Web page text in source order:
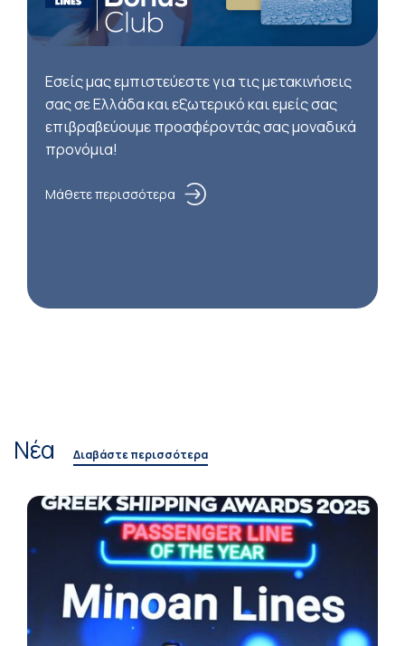
Εσείς μας εμπιστεύεστε για τις μετακινήσεις
σας σε Ελλάδα και εξωτερικό και εμείς σας
επιβραβεύουμε προσφέροντάς σας μοναδικά
προνόμια!
Μάθετε περισσότερα
Νέα Διαβάστε περισσότερα